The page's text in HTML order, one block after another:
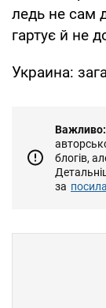
ледь не сам
гартує й не
Украина:
Важливо:
блогів,
за